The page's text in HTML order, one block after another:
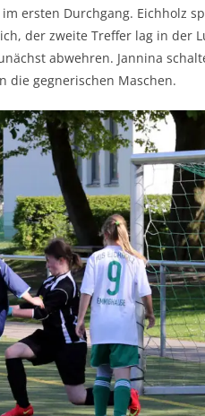
ersten Durchgang. Eichholz
der zweite Treffer lag in der
abwehren. Jannina
die gegnerischen Maschen.